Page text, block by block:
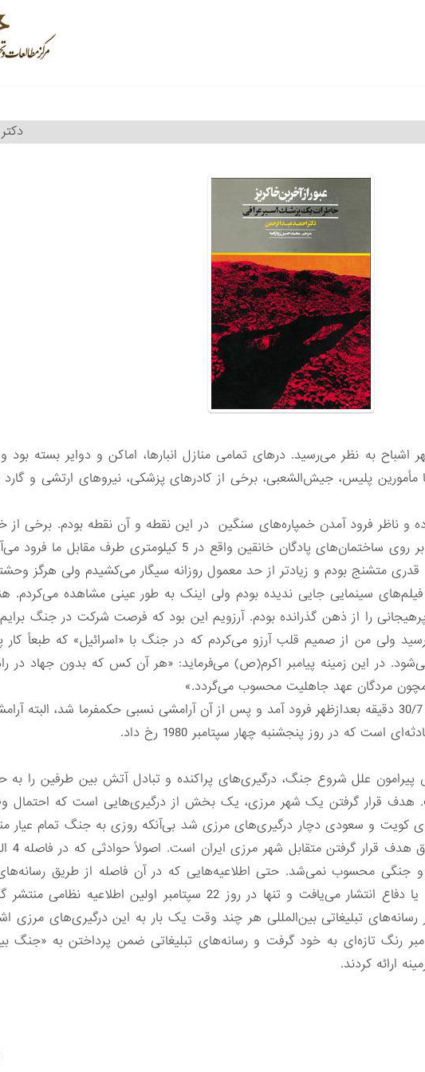
به نظر می‌رسید. درهای تمامی منازل انبارها،‌ اماکن و دوایر بسته بود
مأمورین پلیس، جیش‌الشعبی، برخی از کادرهای پزشکی، نیروهای ارتشی و گارد
و ناظر فرود آمدن خمپاره‌های سنگین در این نقطه و آن نقطه بودم. برخی از
غرب یعنی طرف ما پرتاب می‌شد و برخی دیگر بر روی ساختمان‌های پادگان خانقین واقع در 5
قدری متشنج بودم و زیادتر از حد معمول روزانه سیگار می‌کشیدم ولی هرگز
فیلم‌های سینمایی جایی ندیده بودم ولی اینک به طور عینی مشاهده می‌کردم.
پرهیجانی را از ذهن گذرانده بودم. آرزویم این بود که فرصت شرکت در جنگ
ولی من از صمیم قلب آرزو می‌کردم که در جنگ با «اسرائیل» که طبعاً کار
در این زمینه پیامبر اکرم(ص) می‌فرماید: «هر آن کس که بدون جهاد در راه
مردگان عهد جاهلیت محسوب می‌گردد.»
به هر حال آخرین گلوله خمپاره در حدود ساعت 30/7 دقیقه بعدازظهر فرود آمد و پس از آن آرامشی نسبی حکمفرما شد،
که در روز پنجشنبه چهار سپتامبر 1980 رخ داد.
پیرامون علل شروع جنگ، درگیری‌های پراکنده و تبادل آتش بین طرفین را
هدف قرار گرفتن یک شهر مرزی، یک بخش از درگیری‌هایی است که احتمال
و سعودی دچار درگیری‌های مرزی شد بی‌آنکه روزی به جنگ تمام عیار
و جنگی محسوب نمی‌شد. حتی اطلاعیه‌هایی که در آن فاصله از طریق
می‌شد از سوی سخنگوی رسمی وزارت کشور و یا دفاع انتشار می‌یافت و تنها در روز 22 سپتامبر
تبلیغاتی بین‌المللی هر چند وقت یک بار به این درگیری‌های مرزی
اخبار و گزارش‌ها در روز 22 سپتامبر رنگ تازه‌ای به خود گرفت و رسانه‌های تبلیغاتی ضمن پرداختن به
ارائه کردند.